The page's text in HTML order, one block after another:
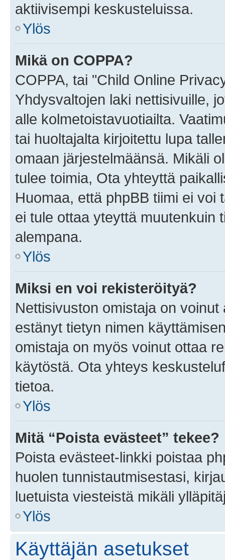
aktiivisempi keskusteluissa.
Ylös
Mikä on COPPA?
COPPA, tai "Child Online
Yhdysvaltojen laki nettisivuille,
alle kolmetoistavuotiailta.
tai huoltajalta kirjoitettu lupa
omaan järjestelmäänsä. Mikäli
tulee toimia, Ota yhteyttä
Huomaa, että phpBB tiimi ei
ei tule ottaa yteyttä muutenkuin
alempana.
Ylös
Miksi en voi rekisteröityä?
Nettisivuston omistaja on
estänyt tietyn nimen
omistaja on myös voinut ottaa
käytöstä. Ota yhteys
tietoa.
Ylös
Mitä “Poista evästeet” tekee?
Poista evästeet-linkki poistaa
huolen tunnistautmisestasi,
luetuista viesteistä mikäli
Ylös
Käyttäjän asetukset